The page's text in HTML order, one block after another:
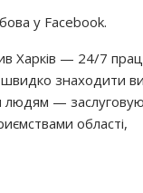
у Facebook.
Харків — 24/7
швидко знаходити
людям —
області,